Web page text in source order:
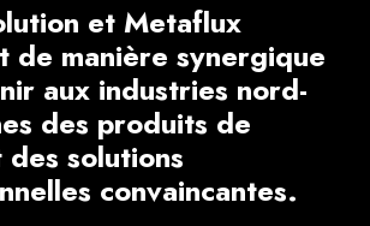
et Metaflux
de manière synergique
aux industries nord-
des produits de
solutions
convaincantes.